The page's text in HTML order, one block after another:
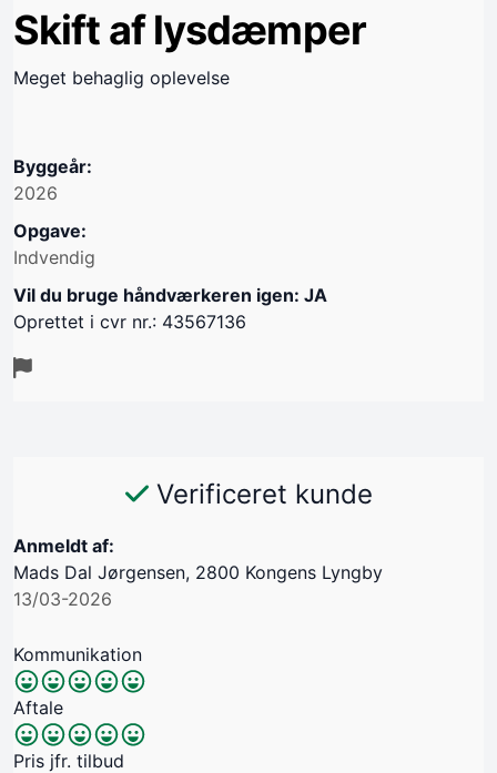
Skift af lysdæmper
Meget behaglig oplevelse
Byggeår:
2026
Opgave:
Indvendig
Vil du bruge håndværkeren igen: JA
Oprettet i cvr nr.: 43567136
Verificeret kunde
Anmeldt af:
Mads Dal Jørgensen, 2800 Kongens Lyngby
13/03-2026
Kommunikation
Aftale
Pris jfr. tilbud